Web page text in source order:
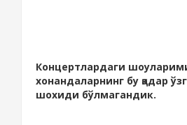
Концертлардаги
хонандаларнинг бу қадар
шохиди бўлмагандик.